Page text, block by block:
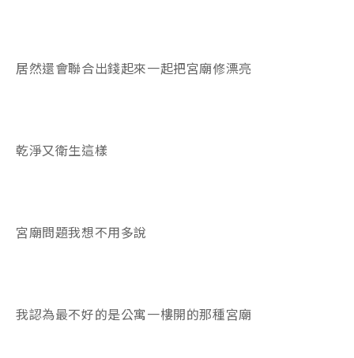
居然還會聯合出錢起來一起把宮廟修漂亮
乾淨又衛生這樣
宮廟問題我想不用多說
我認為最不好的是公寓一樓開的那種宮廟